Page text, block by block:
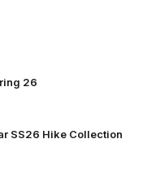
26
SS26 Hike Collection